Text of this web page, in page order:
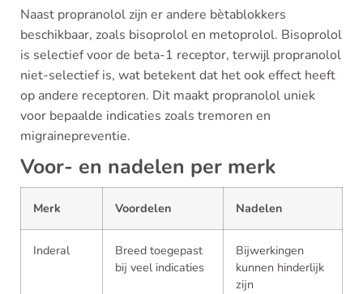
Naast propranolol zijn er andere bètablokkers
beschikbaar, zoals bisoprolol en metoprolol. Bisoprolol
is selectief voor de beta-1 receptor, terwijl propranolol
niet-selectief is, wat betekent dat het ook effect heeft
op andere receptoren. Dit maakt propranolol uniek
voor bepaalde indicaties zoals tremoren en
migrainepreventie.
Voor- en nadelen per merk
Merk Voordelen Nadelen
Inderal
Breed toegepast
bij veel indicaties
Bijwerkingen
kunnen hinderlijk
zijn